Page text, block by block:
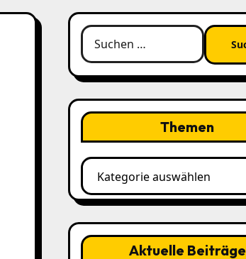
Suchen
nach:
Themen
Themen
Aktuelle Beiträge